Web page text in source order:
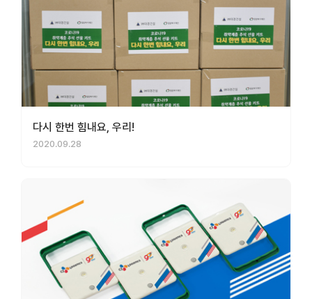
다시 한번 힘내요, 우리!
2020.09.28